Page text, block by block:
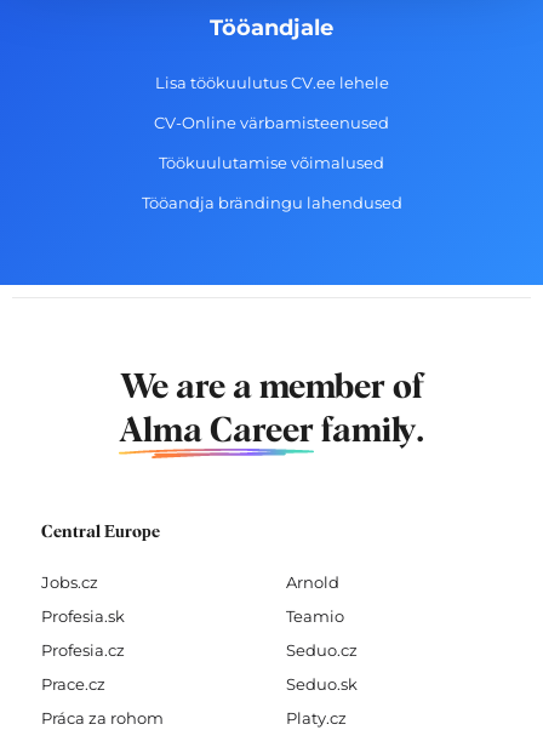
Tööandjale
Lisa töökuulutus CV.ee lehele
CV-Online värbamisteenused
Töökuulutamise võimalused
Tööandja brändingu lahendused
We are a member of
Alma Career family.
Central Europe
Jobs.cz
Profesia.sk
Profesia.cz
Prace.cz
Práca za rohom
Arnold
Teamio
Seduo.cz
Seduo.sk
Platy.cz